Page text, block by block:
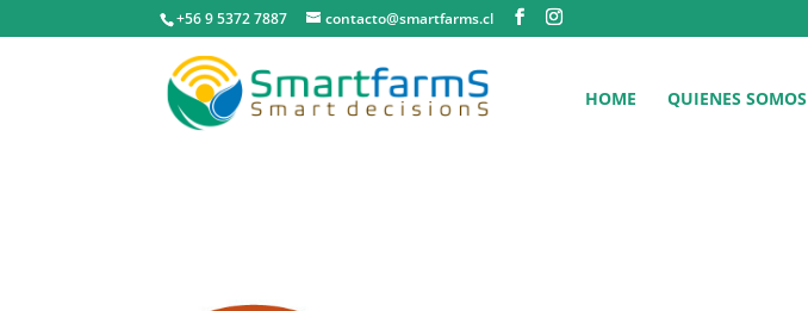
+56 9 5372 7887 contacto@smartfarms.cl
HOME QUIENES SOMOS